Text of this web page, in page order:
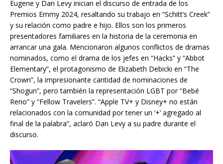
Eugene y Dan Levy inician el discurso de entrada de los
Premios Emmy 2024, resaltando su trabajo en “Schitt’s Creek”
y su relación como padre e hijo. Ellos son los primeros
presentadores familiares en la historia de la ceremonia en
arrancar una gala. Mencionaron algunos conflictos de dramas
nominados, como el drama de los jefes en “Hacks” y “Abbot
Elementary”, el protagonismo de Elizabeth Debicki en “The
Crown”, la impresionante cantidad de nominaciones de
“Shogun”, pero también la representación LGBT por “Bebé
Reno” y “Fellow Travelers”. “Apple TV+ y Disney+ no están
relacionados con la comunidad por tener un ‘+’ agregado al
final de la palabra”, aclaró Dan Levy a su padre durante el
discurso.